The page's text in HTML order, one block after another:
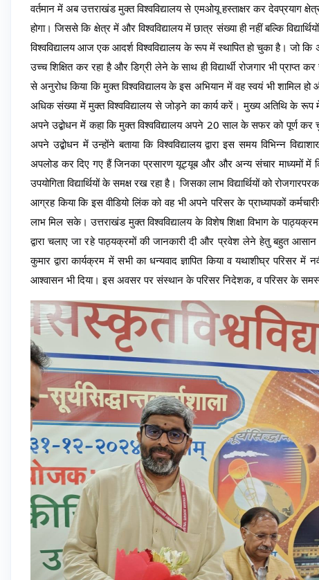
वर्तमान में अब उत्तराखंड मुक्त विश्वविद्यालय से एमओयू हस्ताक्षर कर
होगा। जिससे कि क्षेत्र में और विश्वविद्यालय में छात्र संख्या ही नहीं बल्कि
विश्वविद्यालय आज एक आदर्श विश्वविद्यालय के रूप में स्थापित हो चुका है। जो कि
उच्च शिक्षित कर रहा है और डिग्री लेने के साथ ही विद्यार्थी रोजगार भी प्राप्त
से अनुरोध किया कि मुक्त विश्वविद्यालय के इस अभियान में वह स्वयं भी शामिल
अधिक संख्या में मुक्त विश्वविद्यालय से जोड़ने का कार्य करें। मुख्य अतिथि के रूप
अपने उद्बोधन में कहा कि मुक्त विश्वविद्यालय अपने 20 साल के सफर को पूर्ण
अपने उद्बोधन में उन्होंने बताया कि विश्वविद्यालय द्वारा इस समय विभिन्न
अपलोड कर दिए गए हैं जिनका प्रसारण यूट्यूब और और अन्य संचार माध्यमों में
उपयोगिता विद्यार्थियों के समक्ष रख रहा है। जिसका लाभ विद्यार्थियों को
आग्रह किया कि इस वीडियो लिंक को वह भी अपने परिसर के प्राध्यापकों
लाभ मिल सके। उत्तराखंड मुक्त विश्वविद्यालय के विशेष शिक्षा विभाग के
द्वारा चलाए जा रहे पाठ्यक्रमों की जानकारी दी और प्रवेश लेने हेतु बहुत
कुमार द्वारा कार्यक्रम में सभी का धन्यवाद ज्ञापित किया व यथाशीघ्र परिसर
आश्वासन भी दिया। इस अवसर पर संस्थान के परिसर निदेशक, व परिसर के